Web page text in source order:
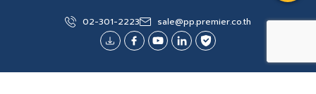
ติดต่อเรา
บมจ. พรีเมียร์ โพรดักส์
เลขที่ 2 พรีเมียร์เพลซ ซอยพรีเมียร์ 2 ถนนศรีนครินทร์ แขวง
02-301-2223 sale@pp.premier.co.th